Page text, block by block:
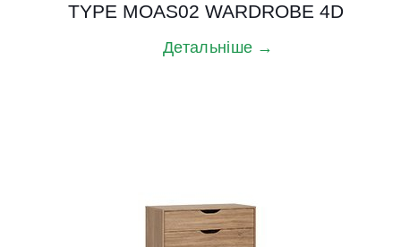
TYPE MOAS02 WARDROBE 4D
Детальніше →